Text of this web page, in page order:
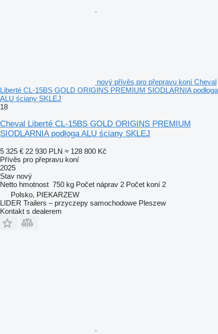
nový přívěs pro přepravu koní Cheval
Liberté CL-15BS GOLD ORIGINS PREMIUM SIODLARNIA podłoga
ALU ściany SKLEJ
18
Cheval Liberté CL-15BS GOLD ORIGINS PREMIUM
SIODLARNIA podłoga ALU ściany SKLEJ
5 325 € 22 930 PLN ≈ 128 800 Kč
Přívěs pro přepravu koní
2025
Stav nový
Netto hmotnost 750 kg Počet náprav 2 Počet koní 2
Polsko, PIEKARZEW
LIDER Trailers – przyczepy samochodowe Pleszew
Kontakt s dealerem